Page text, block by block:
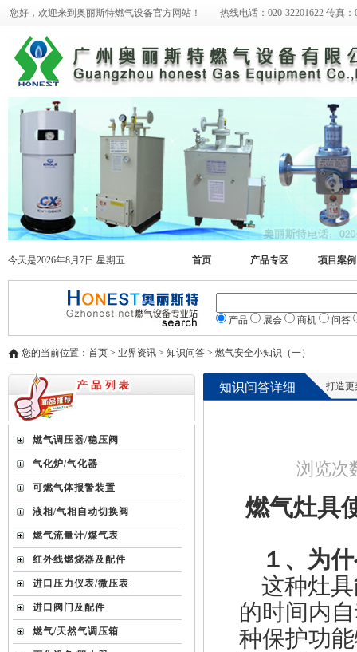
您好，欢迎来到奥丽斯特燃气设备官方网站！ 热线电话：020-32201622 传真：
今天是2026年8月7日 星期五 首页 产品专区 项目案例
产品 展会 商机 问答
您的当前位置：首页 > 业界资讯 > 知识问答 > 燃气安全小知识（一）
燃气调压器/稳压阀
气化炉/气化器
可燃气体报警装置
液相/气相自动切换阀
燃气流量计/煤气表
红外线燃烧器及配件
进口压力仪表/微压表
进口阀门及配件
燃气/天然气调压箱
知识问答详细 打造更美
浏览次
燃气灶具
１、为什
这种灶具
的时间内
种保护功